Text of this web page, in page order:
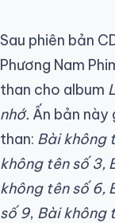
Sau phiên bản
Phương Nam
than cho album
nhớ. Ấn bản
than: Bài không
không tên số 3,
không tên số 6,
số 9, Bài không